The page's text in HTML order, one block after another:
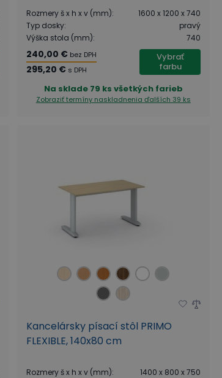
Rozmery š x h x v (mm):
1600 x 1200 x 740
Typ dosky:
pravý
Výška stola (mm): 740
240,00 € bez DPH
295,20 € s DPH
Vybrať
farbu
Na sklade 79 ks všetkých farieb
Zobraziť termíny naskladnenia ďalších 39 ks
Kancelársky písací stôl PRIMO
FLEXIBLE, 140x80 cm
Rozmery š x h x v (mm):
1400 x 800 x 750